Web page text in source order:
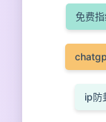
免费
ip防